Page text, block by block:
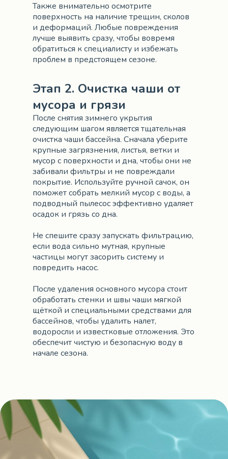
Также внимательно осмотрите
поверхность на наличие трещин, сколов
и деформаций. Любые повреждения
лучше выявить сразу, чтобы вовремя
обратиться к специалисту и избежать
проблем в предстоящем сезоне.
Этап 2. Очистка чаши от
мусора и грязи
После снятия зимнего укрытия
следующим шагом является тщательная
очистка чаши бассейна. Сначала уберите
крупные загрязнения, листья, ветки и
мусор с поверхности и дна, чтобы они не
забивали фильтры и не повреждали
покрытие. Используйте ручной сачок, он
поможет собрать мелкий мусор с воды, а
подводный пылесос эффективно удаляет
осадок и грязь со дна.
Не спешите сразу запускать фильтрацию,
если вода сильно мутная, крупные
частицы могут засорить систему и
повредить насос.
После удаления основного мусора стоит
обработать стенки и швы чаши мягкой
щёткой и специальными средствами для
бассейнов, чтобы удалить налет,
водоросли и известковые отложения. Это
обеспечит чистую и безопасную воду в
начале сезона.